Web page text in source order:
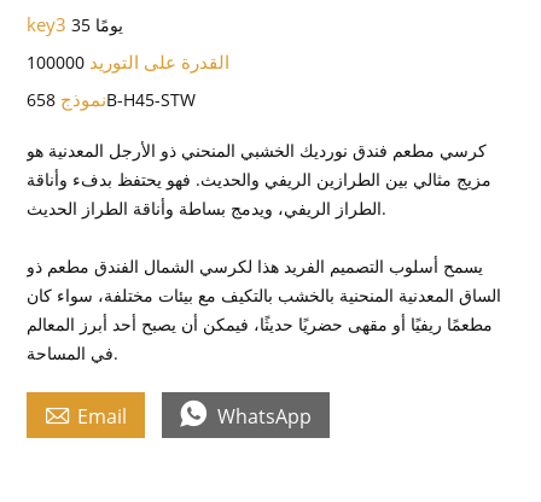
key3 35 يومًا
القدرة على التوريد 100000
نموذج658B-H45-STW
كرسي مطعم فندق نورديك الخشبي المنحني ذو الأرجل المعدنية هو
مزيج مثالي بين الطرازين الريفي والحديث. فهو يحتفظ بدفء وأناقة
الطراز الريفي، ويدمج بساطة وأناقة الطراز الحديث.
يسمح أسلوب التصميم الفريد هذا لكرسي الشمال الفندق مطعم ذو
الساق المعدنية المنحنية بالخشب بالتكيف مع بيئات مختلفة، سواء كان
مطعمًا ريفيًا أو مقهى حضريًا حديثًا، فيمكن أن يصبح أحد أبرز المعالم
في المساحة.
 Email  WhatsApp